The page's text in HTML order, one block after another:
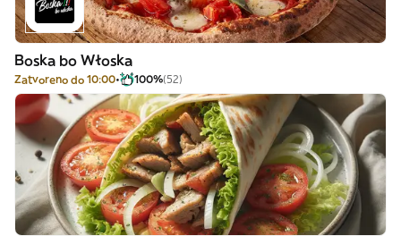
Boska bo Włoska
Zatvoreno do 10:00 100%(52)